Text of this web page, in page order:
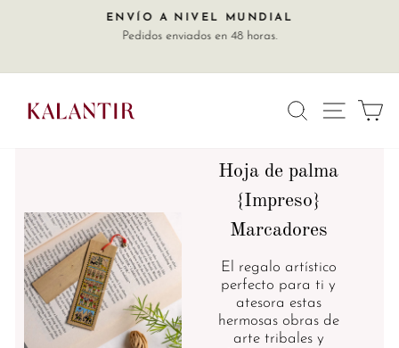
diapositivas
ENVÍO A NIVEL MUNDIAL
Pedidos enviados en 48 horas.
BUSCAR
Hoja de palma
{Impreso}
Marcadores
El regalo artístico
perfecto para ti y
atesora estas
hermosas obras de
arte tribales y